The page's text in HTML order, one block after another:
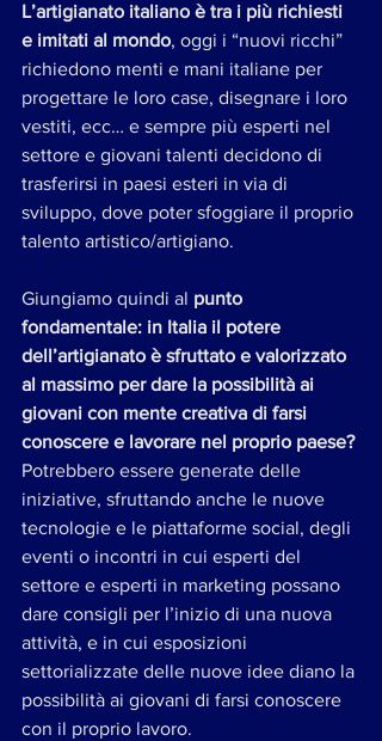
L’artigianato italiano è tra i più richiesti
e imitati al mondo, oggi i “nuovi ricchi”
richiedono menti e mani italiane per
progettare le loro case, disegnare i loro
vestiti, ecc… e sempre più esperti nel
settore e giovani talenti decidono di
trasferirsi in paesi esteri in via di
sviluppo, dove poter sfoggiare il proprio
talento artistico/artigiano.
Giungiamo quindi al punto
fondamentale: in Italia il potere
dell’artigianato è sfruttato e valorizzato
al massimo per dare la possibilità ai
giovani con mente creativa di farsi
conoscere e lavorare nel proprio paese?
Potrebbero essere generate delle
iniziative, sfruttando anche le nuove
tecnologie e le piattaforme social, degli
eventi o incontri in cui esperti del
settore e esperti in marketing possano
dare consigli per l’inizio di una nuova
attività, e in cui esposizioni
settorializzate delle nuove idee diano la
possibilità ai giovani di farsi conoscere
con il proprio lavoro.